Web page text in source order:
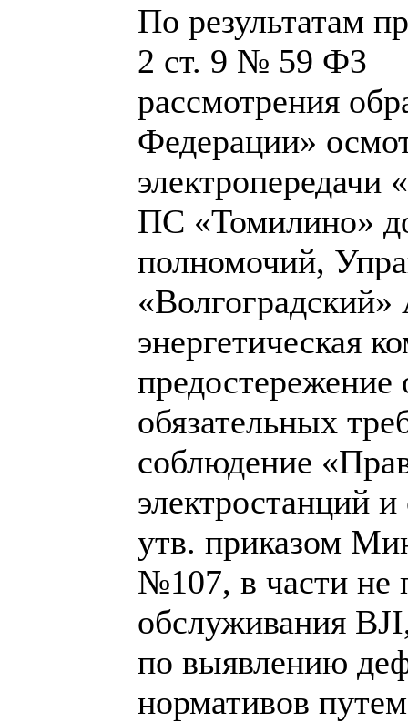
По результатам
2 ст. 9 № 59
рассмотрения
Федерации»
ПС «Томилино»
полномочий,
энергетическая
обязательных
соблюдение
электростанций
утв. приказом
№107, в части не
обслуживания
по выявлению
нормативов